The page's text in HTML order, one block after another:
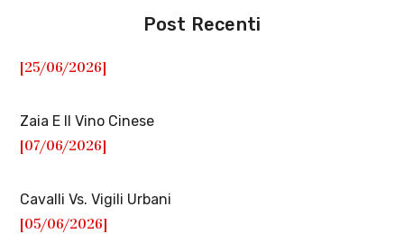
Post Recenti
[25/06/2026]
Zaia E Il Vino Cinese
[07/06/2026]
Cavalli Vs. Vigili Urbani
[05/06/2026]